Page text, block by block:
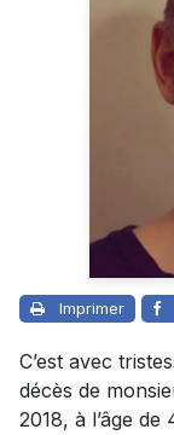
Imprimer
C’est avec
décès de
2018, à l’âge